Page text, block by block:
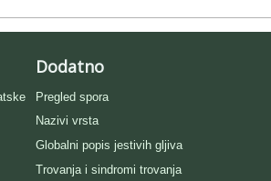
Dodatno
Pregled spora
Nazivi vrsta
Globalni popis jestivih gljiva
Trovanja i sindromi trovanja